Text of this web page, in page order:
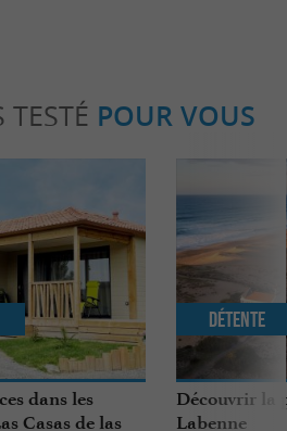
POUR VOUS
dans les
Casas de las
Découvrir la
Labenne
Détente